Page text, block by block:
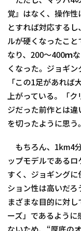
覚』はなく、操作性
とすれば対応する
ルが硬くなったこと
なり、200～400ｍ
くなった。ジョギン
「この1足があれば
上がっている。「ク
ジだった前作とは違
を切ったように思う。
もちろん、1km4
ップモデルである
すく、ジョギングに
ション性は高いだろ
まざまな目的に対
ーズ」であるように